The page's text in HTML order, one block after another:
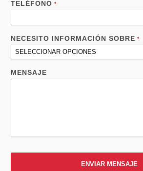
TELÉFONO *
NECESITO INFORMACIÓN SOBRE *
SELECCIONAR OPCIONES
MENSAJE